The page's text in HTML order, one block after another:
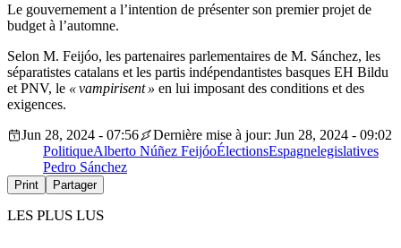
Le gouvernement a l’intention de présenter son premier projet de
budget à l’automne.
Selon M. Feijóo, les partenaires parlementaires de M. Sánchez, les
séparatistes catalans et les partis indépendantistes basques EH Bildu
et PNV, le « vampirisent » en lui imposant des conditions et des
exigences.
Jun 28, 2024 - 07:56
Dernière mise à jour: Jun 28, 2024 - 09:02
PolitiqueAlberto Núñez FeijóoÉlectionsEspagnelegislatives
Pedro Sánchez
Print Partager
LES PLUS LUS